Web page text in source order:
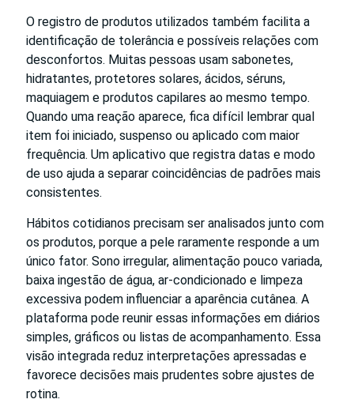
O registro de produtos utilizados também facilita a
identificação de tolerância e possíveis relações com
desconfortos. Muitas pessoas usam sabonetes,
hidratantes, protetores solares, ácidos, séruns,
maquiagem e produtos capilares ao mesmo tempo.
Quando uma reação aparece, fica difícil lembrar qual
item foi iniciado, suspenso ou aplicado com maior
frequência. Um aplicativo que registra datas e modo
de uso ajuda a separar coincidências de padrões mais
consistentes.
Hábitos cotidianos precisam ser analisados junto com
os produtos, porque a pele raramente responde a um
único fator. Sono irregular, alimentação pouco variada,
baixa ingestão de água, ar-condicionado e limpeza
excessiva podem influenciar a aparência cutânea. A
plataforma pode reunir essas informações em diários
simples, gráficos ou listas de acompanhamento. Essa
visão integrada reduz interpretações apressadas e
favorece decisões mais prudentes sobre ajustes de
rotina.